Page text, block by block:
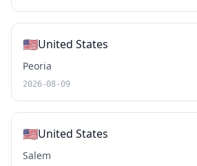
🇺🇸United States
Peoria
2026-08-09
🇺🇸United States
Salem